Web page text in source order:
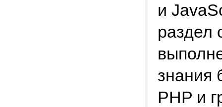
и
раздел
знания
PHP и